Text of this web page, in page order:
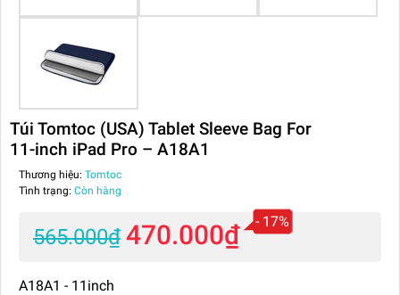
Túi Tomtoc (USA) Tablet Sleeve Bag For
11-inch iPad Pro – A18A1
Thương hiệu: Tomtoc
Tình trạng: Còn hàng
565.000₫ 470.000₫ - 17%
A18A1 - 11inch